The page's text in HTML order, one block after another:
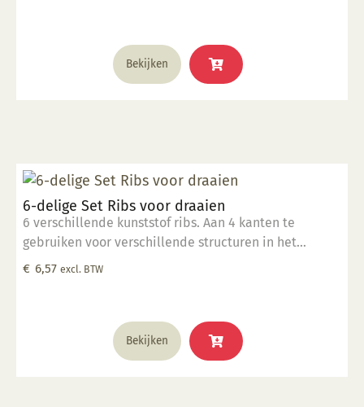
Bekijken
6-delige Set Ribs voor draaien
6 verschillende kunststof ribs. Aan 4 kanten te
gebruiken voor verschillende structuren in het
draaiwerk.
€ 6,57 excl. BTW
Bekijken